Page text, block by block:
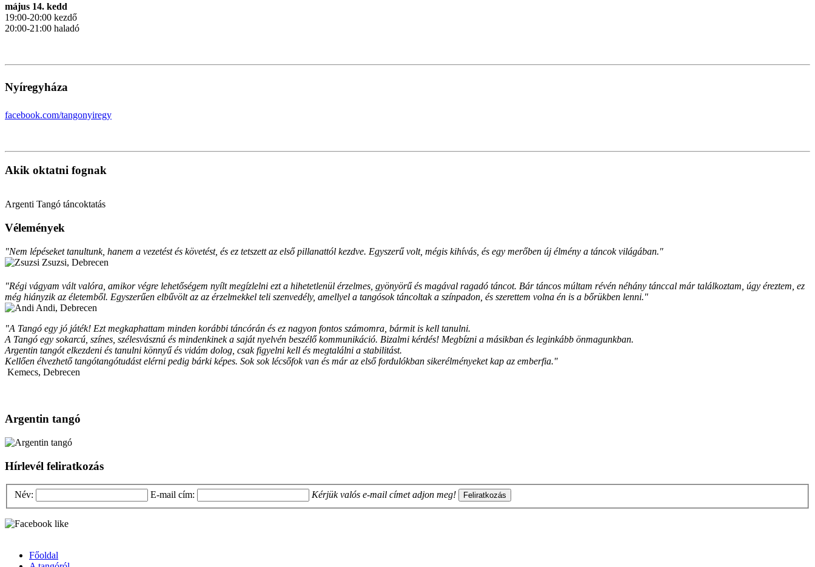
május 14. kedd
19:00-20:00 kezdő
20:00-21:00 haladó
Nyíregyháza
facebook.com/tangonyiregy
Akik oktatni fognak
Argenti Tangó táncoktatás
Vélemények
"Nem lépéseket tanultunk, hanem a vezetést és követést, és ez tetszett az első pillanattól kezdve. Egyszerű volt, mégis kihívás, és egy merőben új élmény a táncok világában."
Zsuzsi, Debrecen
"Régi vágyam vált valóra, amikor végre lehetőségem nyílt megízlelni ezt a hihetetlenül érzelmes, gyönyörű és magával ragadó táncot. Bár táncos múltam révén néhány tánccal már találkoztam, úgy éreztem, ez
még hiányzik az életemből. Egyszerűen elbűvölt az az érzelmekkel teli szenvedély, amellyel a tangósok táncoltak a színpadon, és szerettem volna én is a bőrükben lenni."
Andi, Debrecen
"A Tangó egy jó játék! Ezt megkaphattam minden korábbi táncórán és ez nagyon fontos számomra, bármit is kell tanulni.
A Tangó egy sokarcú, színes, szélesvásznú és mindenkinek a saját nyelvén beszélő kommunikáció. Bizalmi kérdés! Megbízni a másikban és leginkább önmagunkban.
Argentin tangót elkezdeni és tanulni könnyű és vidám dolog, csak figyelni kell és megtalálni a stabilitást.
Kellően élvezhető tangótangótudást elérni pedig bárki képes. Sok sok lécsőfok van és már az első fordulókban sikerélményeket kap az emberfia."
Kemecs, Debrecen
Argentin tangó
Hírlevél feliratkozás
Név: E-mail cím: Kérjük valós e-mail címet adjon meg!
Főoldal